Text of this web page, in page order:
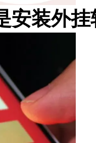
安装外挂